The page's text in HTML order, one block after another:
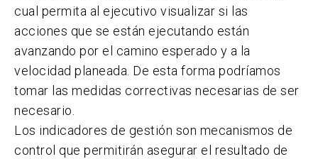
cual permita al ejecutivo visualizar si las
acciones que se están ejecutando están
avanzando por el camino esperado y a la
velocidad planeada. De esta forma podríamos
tomar las medidas correctivas necesarias de ser
necesario.
Los indicadores de gestión son mecanismos de
control que permitirán asegurar el resultado de